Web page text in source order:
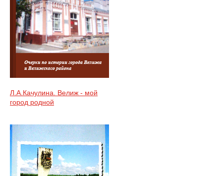
Л.А.Качулина. Велиж - мой
город родной